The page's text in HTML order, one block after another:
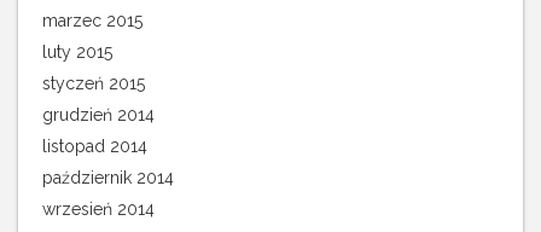
marzec 2015
luty 2015
styczeń 2015
grudzień 2014
listopad 2014
październik 2014
wrzesień 2014